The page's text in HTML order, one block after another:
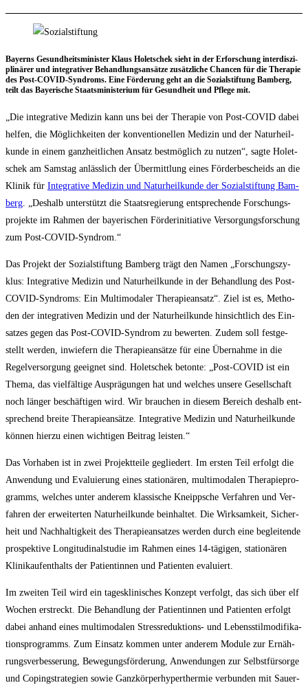
Bay­erns Gesund­heits­mi­nis­ter Klaus Holet­schek sieht in der Erfor­schung inter­dis­zi­
pli­nä­rer und inte­gra­ti­ver Behand­lungs­an­sät­ze zusätz­li­che Chan­cen für die The­ra­pie
des Post-COVID-Syn­droms. Eine För­de­rung geht an die Sozi­al­stif­tung Bam­berg,
teilt das Baye­ri­sche Staats­mi­nis­te­ri­um für Gesund­heit und Pfle­ge mit.
„Die inte­gra­ti­ve Medi­zin kann uns bei der The­ra­pie von Post-COVID dabei
hel­fen, die Mög­lich­kei­ten der kon­ven­tio­nel­len Medi­zin und der Natur­heil­
kun­de in einem ganz­heit­li­chen Ansatz best­mög­lich zu nut­zen“, sag­te Holet­
schek am Sams­tag anläss­lich der Über­mitt­lung eines För­der­be­scheids an die
Kli­nik für Inte­gra­ti­ve Medi­zin und Natur­heil­kun­de der Sozi­al­stif­tung Bam­
berg . „Des­halb unter­stützt die Staats­re­gie­rung ent­spre­chen­de For­schungs­
pro­jek­te im Rah­men der baye­ri­schen För­der­initia­ti­ve Ver­sor­gungs­for­schung
zum Post-COVID-Syndrom.“
Das Pro­jekt der Sozi­al­stif­tung Bam­berg trägt den Namen „For­schungs­zy­
klus: Inte­gra­ti­ve Medi­zin und Natur­heil­kun­de in der Behand­lung des Post-
COVID-Syn­droms: Ein Mul­ti­mo­da­ler The­ra­pie­an­satz“. Ziel ist es, Metho­
den der inte­gra­ti­ven Medi­zin und der Natur­heil­kun­de hin­sicht­lich des Ein­
sat­zes gegen das Post-COVID-Syn­drom zu bewer­ten. Zudem soll fest­ge­
stellt wer­den, inwie­fern die The­ra­pie­an­sät­ze für eine Über­nah­me in die
Regel­ver­sor­gung geeig­net sind. Holet­schek beton­te: „Post-COVID ist ein
The­ma, das viel­fäl­ti­ge Aus­prä­gun­gen hat und wel­ches unse­re Gesell­schaft
noch län­ger beschäf­ti­gen wird. Wir brau­chen in die­sem Bereich des­halb ent­
spre­chend brei­te The­ra­pie­an­sät­ze. Inte­gra­ti­ve Medi­zin und Natur­heil­kun­de
kön­nen hier­zu einen wich­ti­gen Bei­trag leisten.“
Das Vor­ha­ben ist in zwei Pro­jekt­teile geglie­dert. Im ers­ten Teil erfolgt die
Anwen­dung und Eva­lu­ie­rung eines sta­tio­nä­ren, mul­ti­mo­da­len The­ra­pie­pro­
gramms, wel­ches unter ande­rem klas­si­sche Kneipp­sche Ver­fah­ren und Ver­
fah­ren der erwei­ter­ten Natur­heil­kun­de beinhal­tet. Die Wirk­sam­keit, Sicher­
heit und Nach­hal­tig­keit des The­ra­pie­an­sat­zes wer­den durch eine beglei­ten­de
pro­spek­ti­ve Lon­gi­tu­di­nal­stu­die im Rah­men eines 14-tägi­gen, sta­tio­nä­ren
Kli­nik­auf­ent­halts der Pati­en­tin­nen und Pati­en­ten evaluiert.
Im zwei­ten Teil wird ein tages­kli­ni­sches Kon­zept ver­folgt, das sich über elf
Wochen erstreckt. Die Behand­lung der Pati­en­tin­nen und Pati­en­ten erfolgt
dabei anhand eines mul­ti­mo­da­len Stress­re­duk­ti­ons- und Lebens­stil­mo­di­fi­ka­
ti­ons­pro­gramms. Zum Ein­satz kom­men unter ande­rem Modu­le zur Ernäh­
rungs­ver­bes­se­rung, Bewe­gungs­för­de­rung, Anwen­dun­gen zur Selbst­für­sor­ge
und Coping­stra­te­gien sowie Ganz­kör­per­hy­per­ther­mie ver­bun­den mit Sau­er­